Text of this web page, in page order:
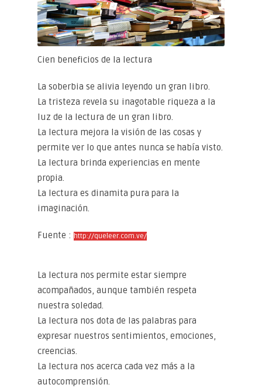
Cien beneficios de la lectura
La soberbia se alivia leyendo un gran libro.
La tristeza revela su inagotable riqueza a la
luz de la lectura de un gran libro.
La lectura mejora la visión de las cosas y
permite ver lo que antes nunca se había visto.
La lectura brinda experiencias en mente
propia.
La lectura es dinamita pura para la
imaginación.
Fuente : http://queleer.com.ve/
La lectura nos permite estar siempre
acompañados, aunque también respeta
nuestra soledad.
La lectura nos dota de las palabras para
expresar nuestros sentimientos, emociones,
creencias.
La lectura nos acerca cada vez más a la
autocomprensión.